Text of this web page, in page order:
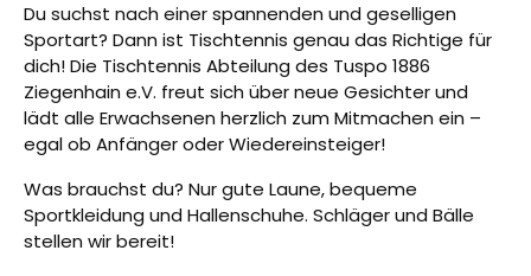
Du suchst nach einer spannenden und geselligen
Sportart? Dann ist Tischtennis genau das Richtige für
dich! Die Tischtennis Abteilung des Tuspo 1886
Ziegenhain e.V. freut sich über neue Gesichter und
lädt alle Erwachsenen herzlich zum Mitmachen ein –
egal ob Anfänger oder Wiedereinsteiger!
Was brauchst du? Nur gute Laune, bequeme
Sportkleidung und Hallenschuhe. Schläger und Bälle
stellen wir bereit!